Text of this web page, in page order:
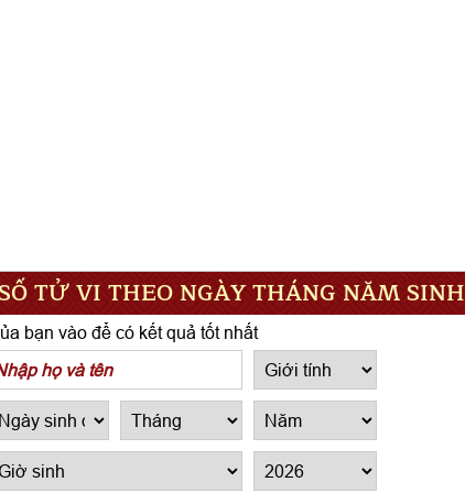
TỬ VI THEO NGÀY THÁNG NĂM SINH
bạn vào để có kết quả tốt nhất